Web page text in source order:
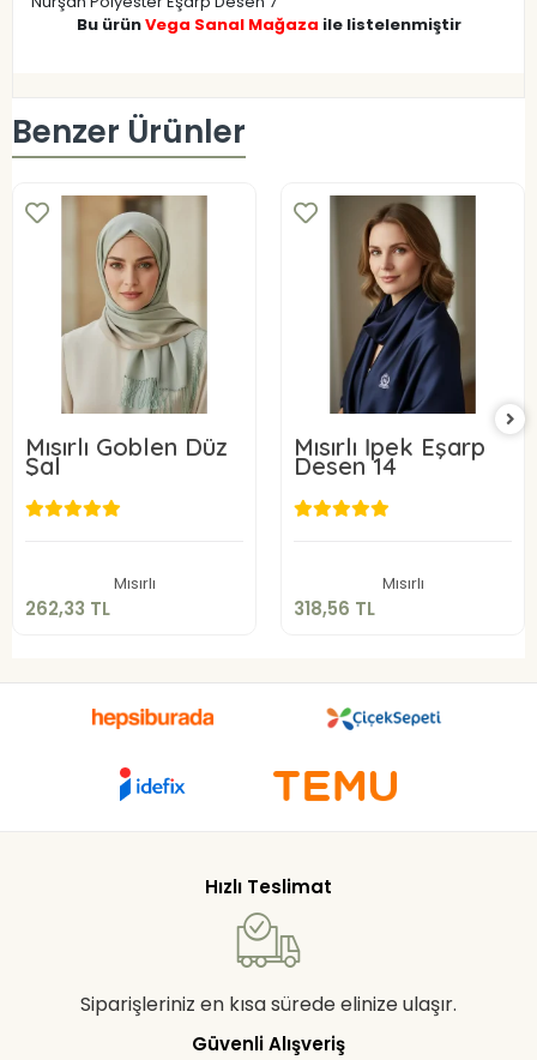
Bu ürünVega Sanal Mağaza ile listelenmiştir
Benzer Ürünler
Mısırlı Goblen Düz
Şal
Mısırlı
262,33 TL
262,33 TL
Mısırlı İpek Eşarp
Desen 14
Mısırlı
318,56 TL
318,56 TL
Hızlı Teslimat
Siparişleriniz en kısa sürede elinize ulaşır.
Güvenli Alışveriş